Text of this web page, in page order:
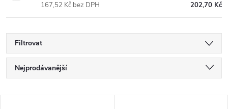
202,70 Kč
167,52 Kč bez DPH
Filtrovat
Ř
a
Nejprodávanější